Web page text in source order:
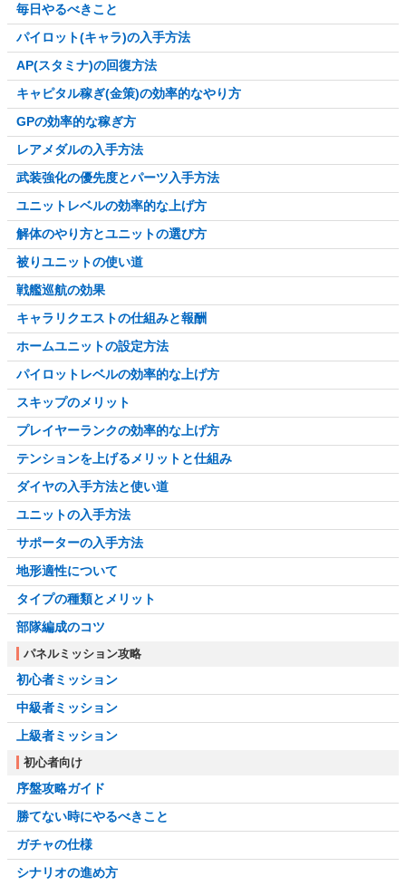
毎日やるべきこと
パイロット(キャラ)の入手方法
AP(スタミナ)の回復方法
キャピタル稼ぎ(金策)の効率的なやり方
GPの効率的な稼ぎ方
レアメダルの入手方法
武装強化の優先度とパーツ入手方法
ユニットレベルの効率的な上げ方
解体のやり方とユニットの選び方
被りユニットの使い道
戦艦巡航の効果
キャラリクエストの仕組みと報酬
ホームユニットの設定方法
パイロットレベルの効率的な上げ方
スキップのメリット
プレイヤーランクの効率的な上げ方
テンションを上げるメリットと仕組み
ダイヤの入手方法と使い道
ユニットの入手方法
サポーターの入手方法
地形適性について
タイプの種類とメリット
部隊編成のコツ
パネルミッション攻略
初心者ミッション
中級者ミッション
上級者ミッション
初心者向け
序盤攻略ガイド
勝てない時にやるべきこと
ガチャの仕様
シナリオの進め方